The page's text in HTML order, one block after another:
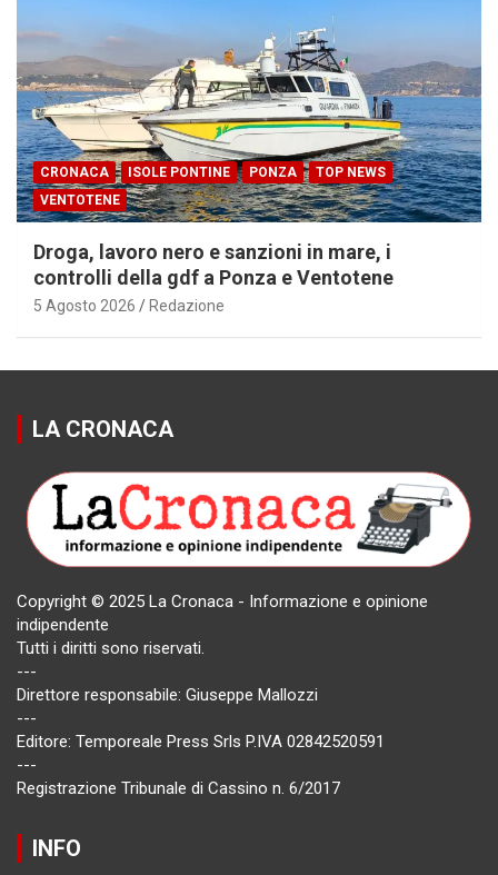
CRONACA ISOLE PONTINE PONZA
TOP NEWS
VENTOTENE
Droga, lavoro nero e sanzioni in mare, i
controlli della gdf a Ponza e Ventotene
5 Agosto 2026 Redazione
LA CRONACA
Copyright © 2025 La Cronaca - Informazione e opinione
indipendente
Tutti i diritti sono riservati.
---
Direttore responsabile: Giuseppe Mallozzi
---
Editore: Temporeale Press Srls P.IVA 02842520591
---
Registrazione Tribunale di Cassino n. 6/2017
INFO